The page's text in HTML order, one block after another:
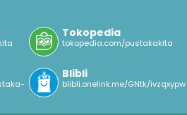
Tokopedia
tokopedia.com/pustakakita
Blibli
blibli.onelink.me/GNtk/ivzqxypw